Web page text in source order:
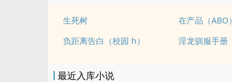
生死树 在产品（ABO）
负距离告白（校园 h）
淫龙驯服手册
最近入库小说